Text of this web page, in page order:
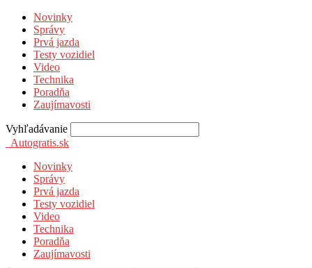
Novinky
Správy
Prvá jazda
Testy vozidiel
Video
Technika
Poradňa
Zaujímavosti
Vyhľadávanie
Autogratis.sk
Novinky
Správy
Prvá jazda
Testy vozidiel
Video
Technika
Poradňa
Zaujímavosti